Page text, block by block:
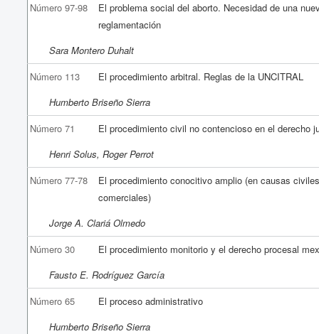
Número 97-98
El problema social del aborto. Necesidad de una
reglamentación
Sara Montero Duhalt
Número 113
El procedimiento arbitral. Reglas de la UNCITRAL
Humberto Briseño Sierra
Número 71
El procedimiento civil no contencioso en el derecho
Henri Solus, Roger Perrot
Número 77-78
El procedimiento conocitivo amplio (en causas
comerciales)
Jorge A. Clariá Olmedo
Número 30
El procedimiento monitorio y el derecho procesal
Fausto E. Rodríguez García
Número 65
El proceso administrativo
Humberto Briseño Sierra